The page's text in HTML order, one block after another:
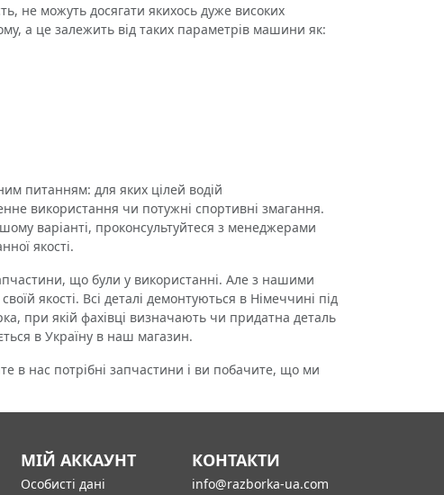
не можуть досягати якихось дуже високих
а це залежить від таких параметрів машини як:
питанням: для яких цілей водій
використання чи потужні спортивні змагання.
варіанті, проконсультуйтеся з менеджерами
якості.
що були у використанні. Але з нашими
якості. Всі деталі демонтуються в Німеччині під
при якій фахівці визначають чи придатна деталь
в Україну в наш магазин.
нас потрібні запчастини і ви побачите, що ми
МІЙ АККАУНТ
Особисті дані
КОНТАКТИ
info@razborka-ua.com